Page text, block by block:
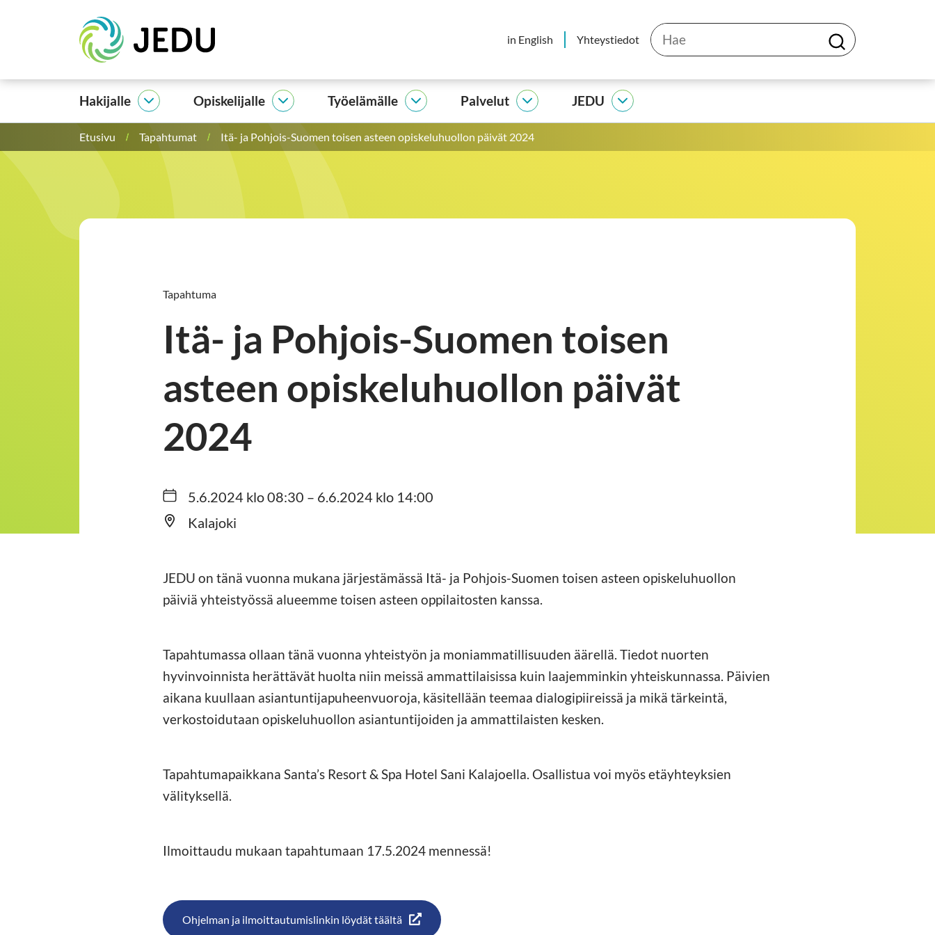
sisältöön
Etusivu
in English Yhteystiedot Hae
H
a
Hakijalle
Hakijalle
alasivut
Opiskelijalle
Opiskelijalle
alasivut
Työelämälle
Työelämälle
alasivut
Palvelut
Palvelut
alasivut
JEDU
JEDU
alasivut
Etusivu Tapahtumat Itä- ja Pohjois-Suomen toisen asteen opiskeluhuollon päivät 2024
Tapahtuma
Itä- ja Pohjois-Suomen toisen
asteen opiskeluhuollon päivät
2024
5.6.2024 klo 08:30 – 6.6.2024 klo 14:00
Kalajoki
JEDU on tänä vuonna mukana järjestämässä Itä- ja Pohjois-Suomen toisen asteen opiskeluhuollon
päiviä yhteistyössä alueemme toisen asteen oppilaitosten kanssa.
Tapahtumassa ollaan tänä vuonna yhteistyön ja moniammatillisuuden äärellä. Tiedot nuorten
hyvinvoinnista herättävät huolta niin meissä ammattilaisissa kuin laajemminkin yhteiskunnassa. Päivien
aikana kuullaan asiantuntijapuheenvuoroja, käsitellään teemaa dialogipiireissä ja mikä tärkeintä,
verkostoidutaan opiskeluhuollon asiantuntijoiden ja ammattilaisten kesken.
Tapahtumapaikkana Santa’s Resort & Spa Hotel Sani Kalajoella. Osallistua voi myös etäyhteyksien
välityksellä.
Ilmoittaudu mukaan tapahtumaan 17.5.2024 mennessä!
Ohjelman ja ilmoittautumislinkin löydät täältä